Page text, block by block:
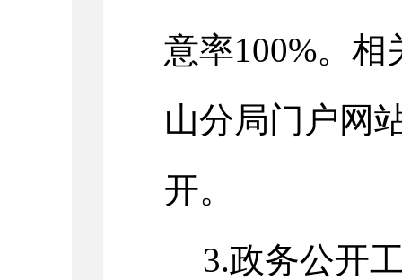
意率100%。
山分局门户网
开。
3.政务公开